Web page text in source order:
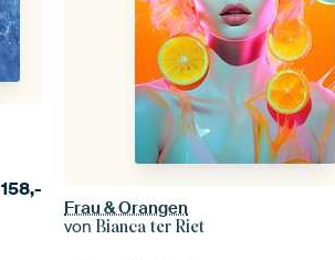
158,-
Frau & Orangen
vonBianca ter Riet